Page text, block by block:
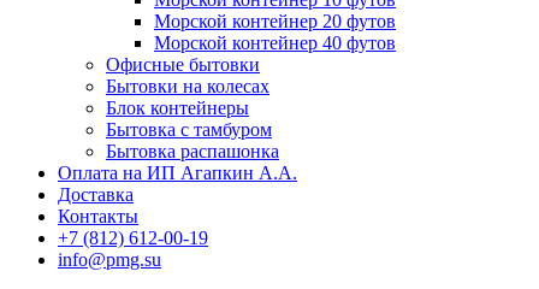
Морской контейнер 20 футов
Морской контейнер 40 футов
Офисные бытовки
Бытовки на колесах
Блок контейнеры
Бытовка с тамбуром
Бытовка распашонка
Оплата на ИП Агапкин А.А.
Доставка
Контакты
+7 (812) 612-00-19
info@pmg.su